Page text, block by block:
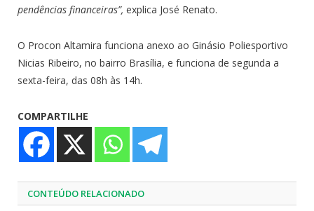
pendências financeiras”, explica José Renato.
O Procon Altamira funciona anexo ao Ginásio Poliesportivo
Nicias Ribeiro, no bairro Brasília, e funciona de segunda a
sexta-feira, das 08h às 14h.
COMPARTILHE
CONTEÚDO RELACIONADO